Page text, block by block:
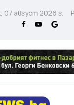
07 август 2026 г.